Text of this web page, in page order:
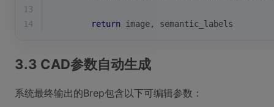
13
14
return image, semantic_labels
3.3 CAD参数自动生成
系统最终输出的Brep包含以下可编辑参数：